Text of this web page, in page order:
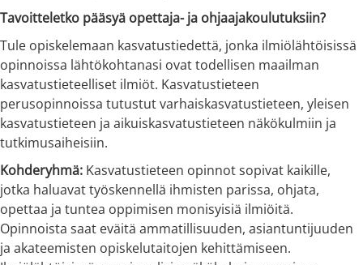
Tavoitteletko pääsyä opettaja- ja ohjaajakoulutuksiin?
Tule opiskelemaan kasvatustiedettä, jonka ilmiölähtöisissä
opinnoissa lähtökohtanasi ovat todellisen maailman
kasvatustieteelliset ilmiöt. Kasvatustieteen
perusopinnoissa tutustut varhaiskasvatustieteen, yleisen
kasvatustieteen ja aikuiskasvatustieteen näkökulmiin ja
tutkimusaiheisiin.
Kohderyhmä: Kasvatustieteen opinnot sopivat kaikille,
jotka haluavat työskennellä ihmisten parissa, ohjata,
opettaa ja tuntea oppimisen monisyisiä ilmiöitä.
Opinnoista saat eväitä ammatillisuuden, asiantuntijuuden
ja akateemisten opiskelutaitojen kehittämiseen.